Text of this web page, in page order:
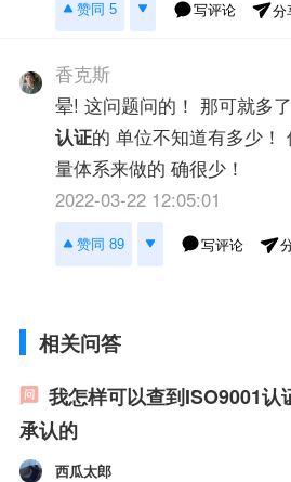
赞同 5 写评论 分
香克斯
晕! 这问题问的！ 那可就多
认证的 单位不知道有多少！
量体系来做的 确很少！
2022-03-22 12:05:01
赞同 89 写评论
相关问答
我怎样可以查到ISO9001认
承认的
西瓜太郎